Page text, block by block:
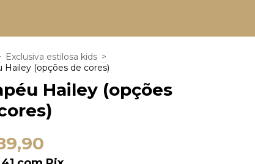
Exclusiva estilosa kids >
Hailey (opções de cores)
Hailey (opções